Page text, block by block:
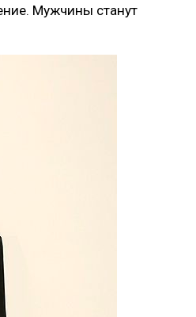
Мужчины станут